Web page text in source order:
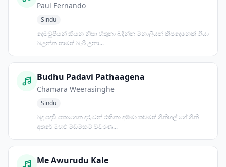
Paul Fernando
Sindu
දෙමවුපියන් කියන නිසා හිතුනා බදින්න මනාලියන් කීපදෙනෙක් ගියා
බලන්න තාමත් බැරි උනා...
Budhu Padavi Pathaagena
Chamara Weerasinghe
Sindu
බුදු පදවි පතාගෙන දරුවන් රකිනා අම්මා තවමත් ගිනිහල් ගේ ගිනි
අතරේ මහළු මඩමකට විවරණ...
Me Awurudu Kale